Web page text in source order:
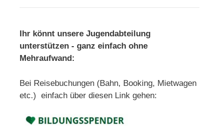
Ihr könnt unsere Jugendabteilung
unterstützen - ganz einfach ohne
Mehraufwand:
Bei Reisebuchungen (Bahn, Booking, Mietwagen
etc.) einfach über diesen Link gehen: